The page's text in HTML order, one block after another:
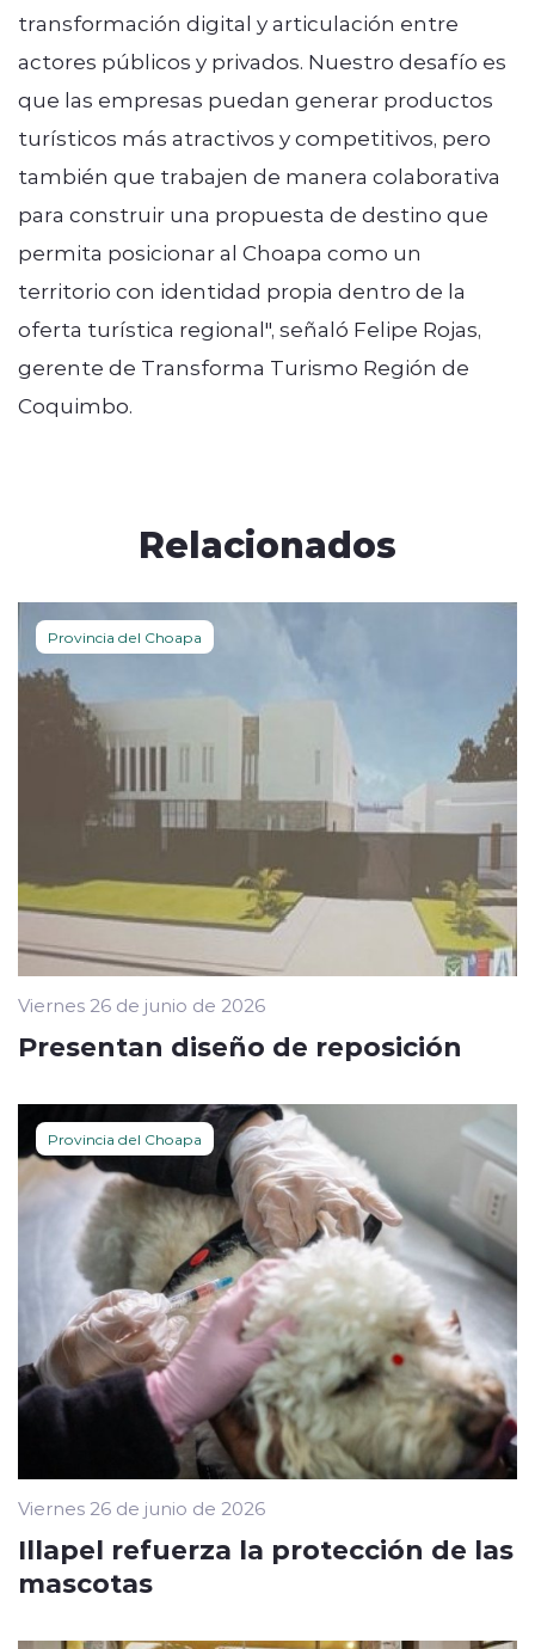
transformación digital y articulación entre
actores públicos y privados. Nuestro desafío es
que las empresas puedan generar productos
turísticos más atractivos y competitivos, pero
también que trabajen de manera colaborativa
para construir una propuesta de destino que
permita posicionar al Choapa como un
territorio con identidad propia dentro de la
oferta turística regional", señaló Felipe Rojas,
gerente de Transforma Turismo Región de
Coquimbo.
Relacionados
Provincia del Choapa
Viernes 26 de junio de 2026
Presentan diseño de reposición
Provincia del Choapa
Viernes 26 de junio de 2026
Illapel refuerza la protección de las
mascotas